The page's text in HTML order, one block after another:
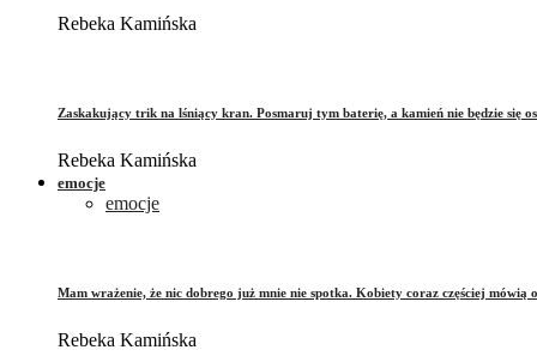
Rebeka Kamińska
Zaskakujący trik na lśniący kran. Posmaruj tym baterię, a kamień nie będzie się
Rebeka Kamińska
emocje
emocje
Mam wrażenie, że nic dobrego już mnie nie spotka. Kobiety coraz częściej mówią
Rebeka Kamińska